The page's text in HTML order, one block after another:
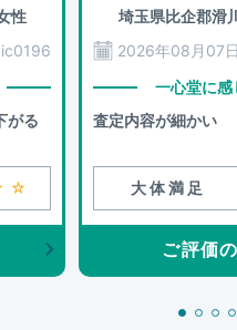
性
ic0196
がる
埼玉県比企郡滑
2026年08月07日
一心堂に感
査定内容が細かい
大体満足
ご評価